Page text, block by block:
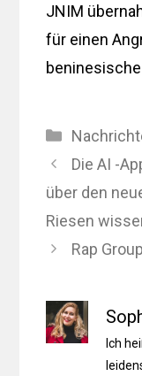
JNIM
für einen
Die AI -
über den
Riesen
Rap
Ich